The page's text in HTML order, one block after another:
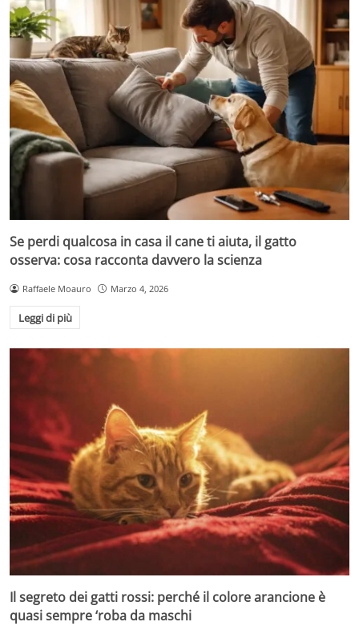
Se perdi qualcosa in casa il cane ti aiuta, il gatto
osserva: cosa racconta davvero la scienza
Raffaele Moauro Marzo 4, 2026
Leggi di più
Il segreto dei gatti rossi: perché il colore arancione è
quasi sempre ‘roba da maschi